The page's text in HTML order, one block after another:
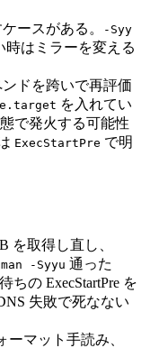
ースがある。
-Syy
時はミラーを変える
ドを跨いで再評価
を入れてい
で発火する可能性
ExecStartPre で明
を取得し直し、
-Syyu 通った
ちの ExecStartPre を
失敗で死なない
ーマット手読み、